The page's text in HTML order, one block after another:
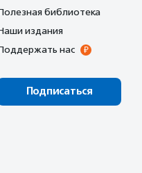
библиотека
издания
нас
Подписаться